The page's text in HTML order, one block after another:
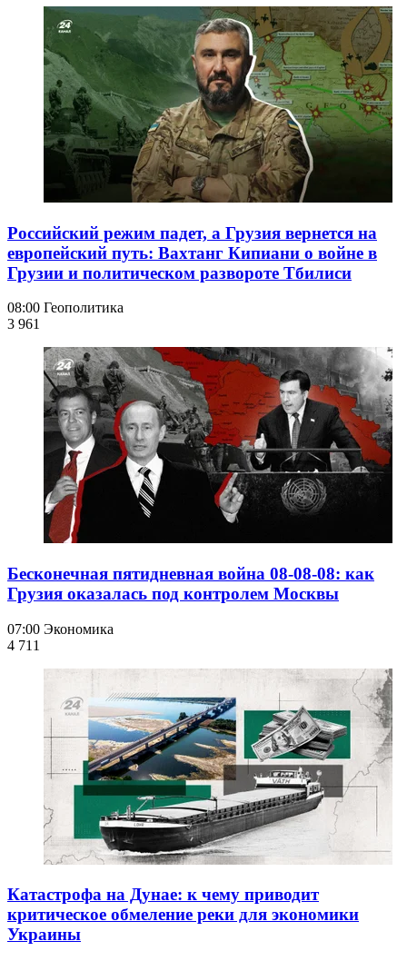
Российский режим падет, а Грузия вернется на
европейский путь: Вахтанг Кипиани о войне в
Грузии и политическом развороте Тбилиси
08:00 Геополитика
3 961
Бесконечная пятидневная война 08-08-08: как
Грузия оказалась под контролем Москвы
07:00 Экономика
4 711
Катастрофа на Дунае: к чему приводит
критическое обмеление реки для экономики
Украины